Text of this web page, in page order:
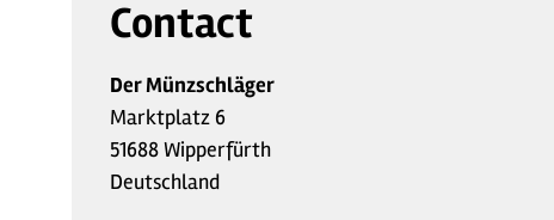
Contact
Der Münzschläger
Marktplatz 6
51688 Wipperfürth
Deutschland